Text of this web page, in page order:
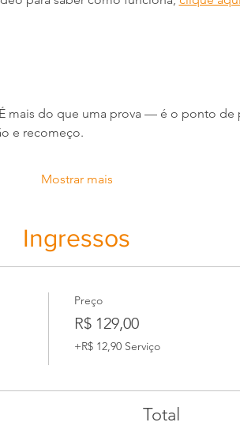
mais do que uma prova — é o ponto de
e recomeço.
Mostrar mais
Ingressos
Preço
R$ 129,00
+R$ 12,90 Serviço
Total